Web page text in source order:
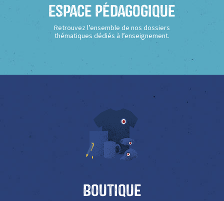
Espace Pédagogique
Retrouvez l’ensemble de nos dossiers
thématiques dédiés à l’enseignement.
Boutique